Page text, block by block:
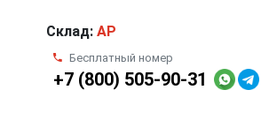
Склад: AP
Бесплатный номер
+7 (800) 505-90-31